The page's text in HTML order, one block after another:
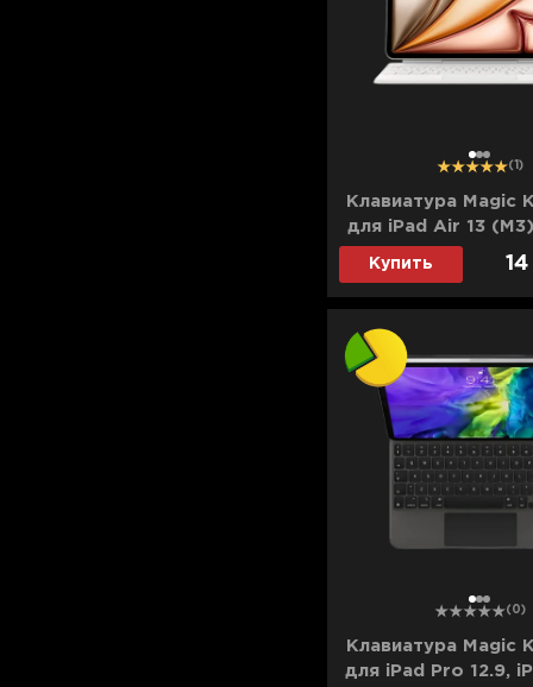
12 3 (1)
Клавиатура Magic
для iPad Air 13
(MDFW4)
Купить
12 3 (0)
Клавиатура Magic
для iPad Pro 12.9,